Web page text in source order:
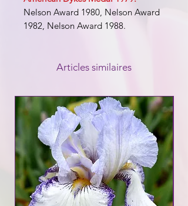
Nelson Award 1980, Nelson Award
1982, Nelson Award 1988.
Articles similaires